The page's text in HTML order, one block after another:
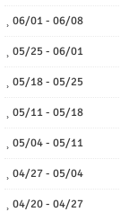
06/01 - 06/08
05/25 - 06/01
05/18 - 05/25
05/11 - 05/18
05/04 - 05/11
04/27 - 05/04
04/20 - 04/27